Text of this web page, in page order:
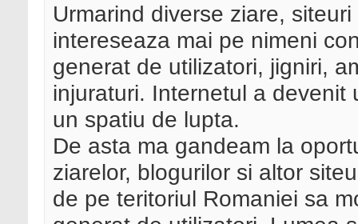
Urmarind diverse ziare,
intereseaza mai pe nimeni
generat de utilizatori, jigniri,
injuraturi. Internetul a devenit
un spatiu de lupta.
De asta ma gandeam la
ziarelor, blogurilor si altor
de pe teritoriul Romaniei sa